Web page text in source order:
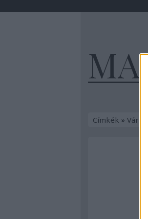
Címkék »